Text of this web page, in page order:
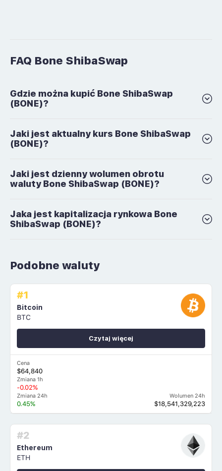
FAQ Bone ShibaSwap
Gdzie można kupić Bone ShibaSwap
(BONE)?
Jaki jest aktualny kurs Bone ShibaSwap
(BONE)?
Jaki jest dzienny wolumen obrotu
waluty Bone ShibaSwap (BONE)?
Jaka jest kapitalizacja rynkowa Bone
ShibaSwap (BONE)?
Podobne waluty
#1
Bitcoin
BTC
Cena
$64,840
Zmiana 1h
-0.02%
Zmiana 24h
0.45%
Wolumen 24h
$18,541,329,223
Czytaj więcej
#2
Ethereum
ETH